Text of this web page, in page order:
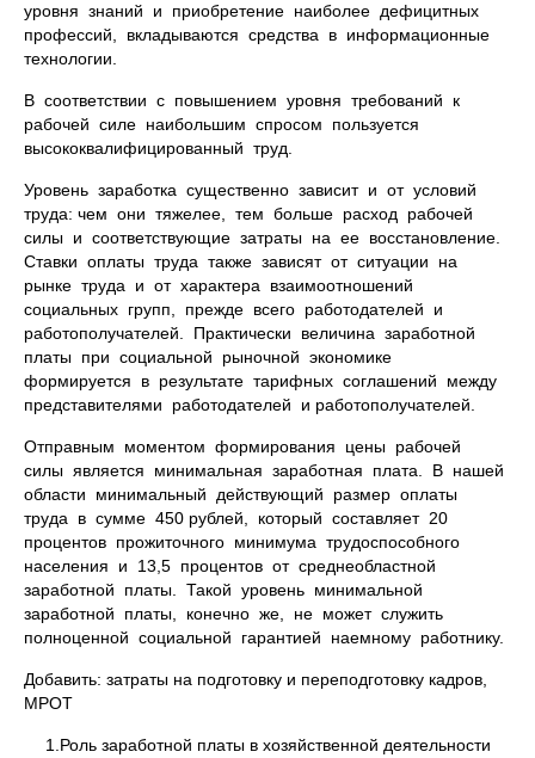
уровня знаний и приобретение наиболее дефицитных
профессий, вкладываются средства в информационные
технологии.
В соответствии с повышением уровня требований к
рабочей силе наибольшим спросом пользуется
высококвалифицированный труд.
Уровень заработка существенно зависит и от условий
труда: чем они тяжелее, тем больше расход рабочей
силы и соответствующие затраты на ее восстановление.
Ставки оплаты труда также зависят от ситуации на
рынке труда и от характера взаимоотношений
социальных групп, прежде всего работодателей и
работополучателей. Практически величина заработной
платы при социальной рыночной экономике
формируется в результате тарифных соглашений между
представителями работодателей и работополучателей.
Отправным моментом формирования цены рабочей
силы является минимальная заработная плата. В нашей
области минимальный действующий размер оплаты
труда в сумме 450 рублей, который составляет 20
процентов прожиточного минимума трудоспособного
населения и 13,5 процентов от среднеобластной
заработной платы. Такой уровень минимальной
заработной платы, конечно же, не может служить
полноценной социальной гарантией наемному работнику.
Добавить: затраты на подготовку и переподготовку кадров,
МРОТ
1.Роль заработной платы в хозяйственной деятельности